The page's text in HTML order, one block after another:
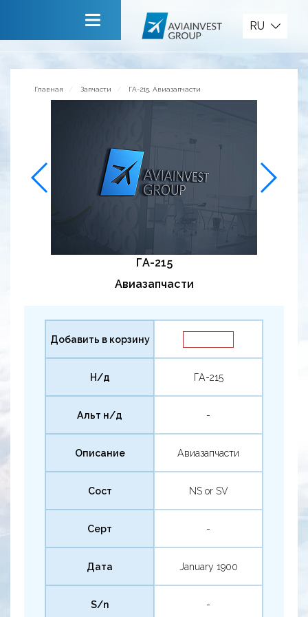
Сервисы
Обратная связь
RU
Главная Запчасти ГА-215, Авиазапчасти
ГА-215
Авиазапчасти
Добавить в корзину
Н/д ГА-215
Альт н/д -
Описание Авиазапчасти
Сост NS or SV
Серт -
Дата January 1900
S/n -